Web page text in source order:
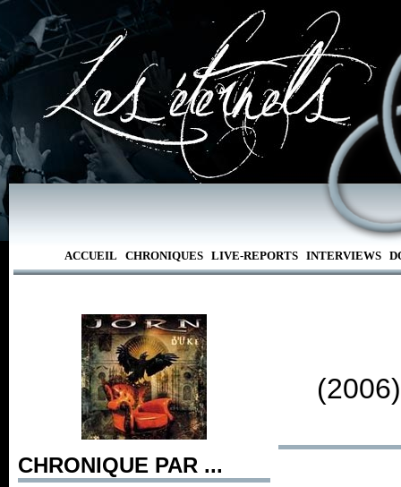
ACCUEIL CHRONIQUES LIVE-REPORTS INTERVIEWS
CHRONIQUE PAR ...